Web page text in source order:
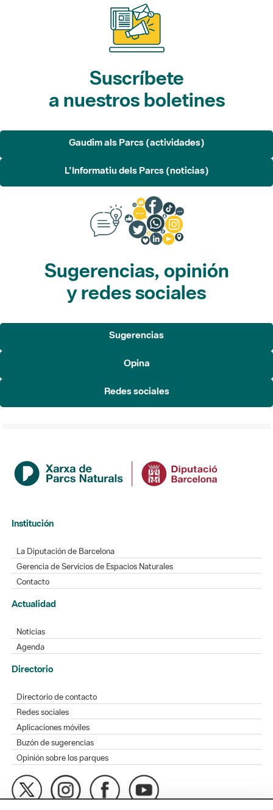
Suscríbete
a nuestros boletines
Gaudim als Parcs (actividades)
L'Informatiu dels Parcs (noticias)
Sugerencias, opinión
y redes sociales
Sugerencias
Opina
Redes sociales
Institución
La Diputación de Barcelona
Gerencia de Servicios de Espacios Naturales
Contacto
Actualidad
Noticias
Agenda
Directorio
Directorio de contacto
Redes sociales
Aplicaciones móviles
Buzón de sugerencias
Opinión sobre los parques